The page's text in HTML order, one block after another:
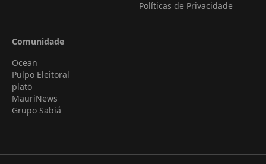
Políticas de Privacidade
Comunidade
Ocean
Pulpo Eleitoral
platō
MauriNews
Grupo Sabiá